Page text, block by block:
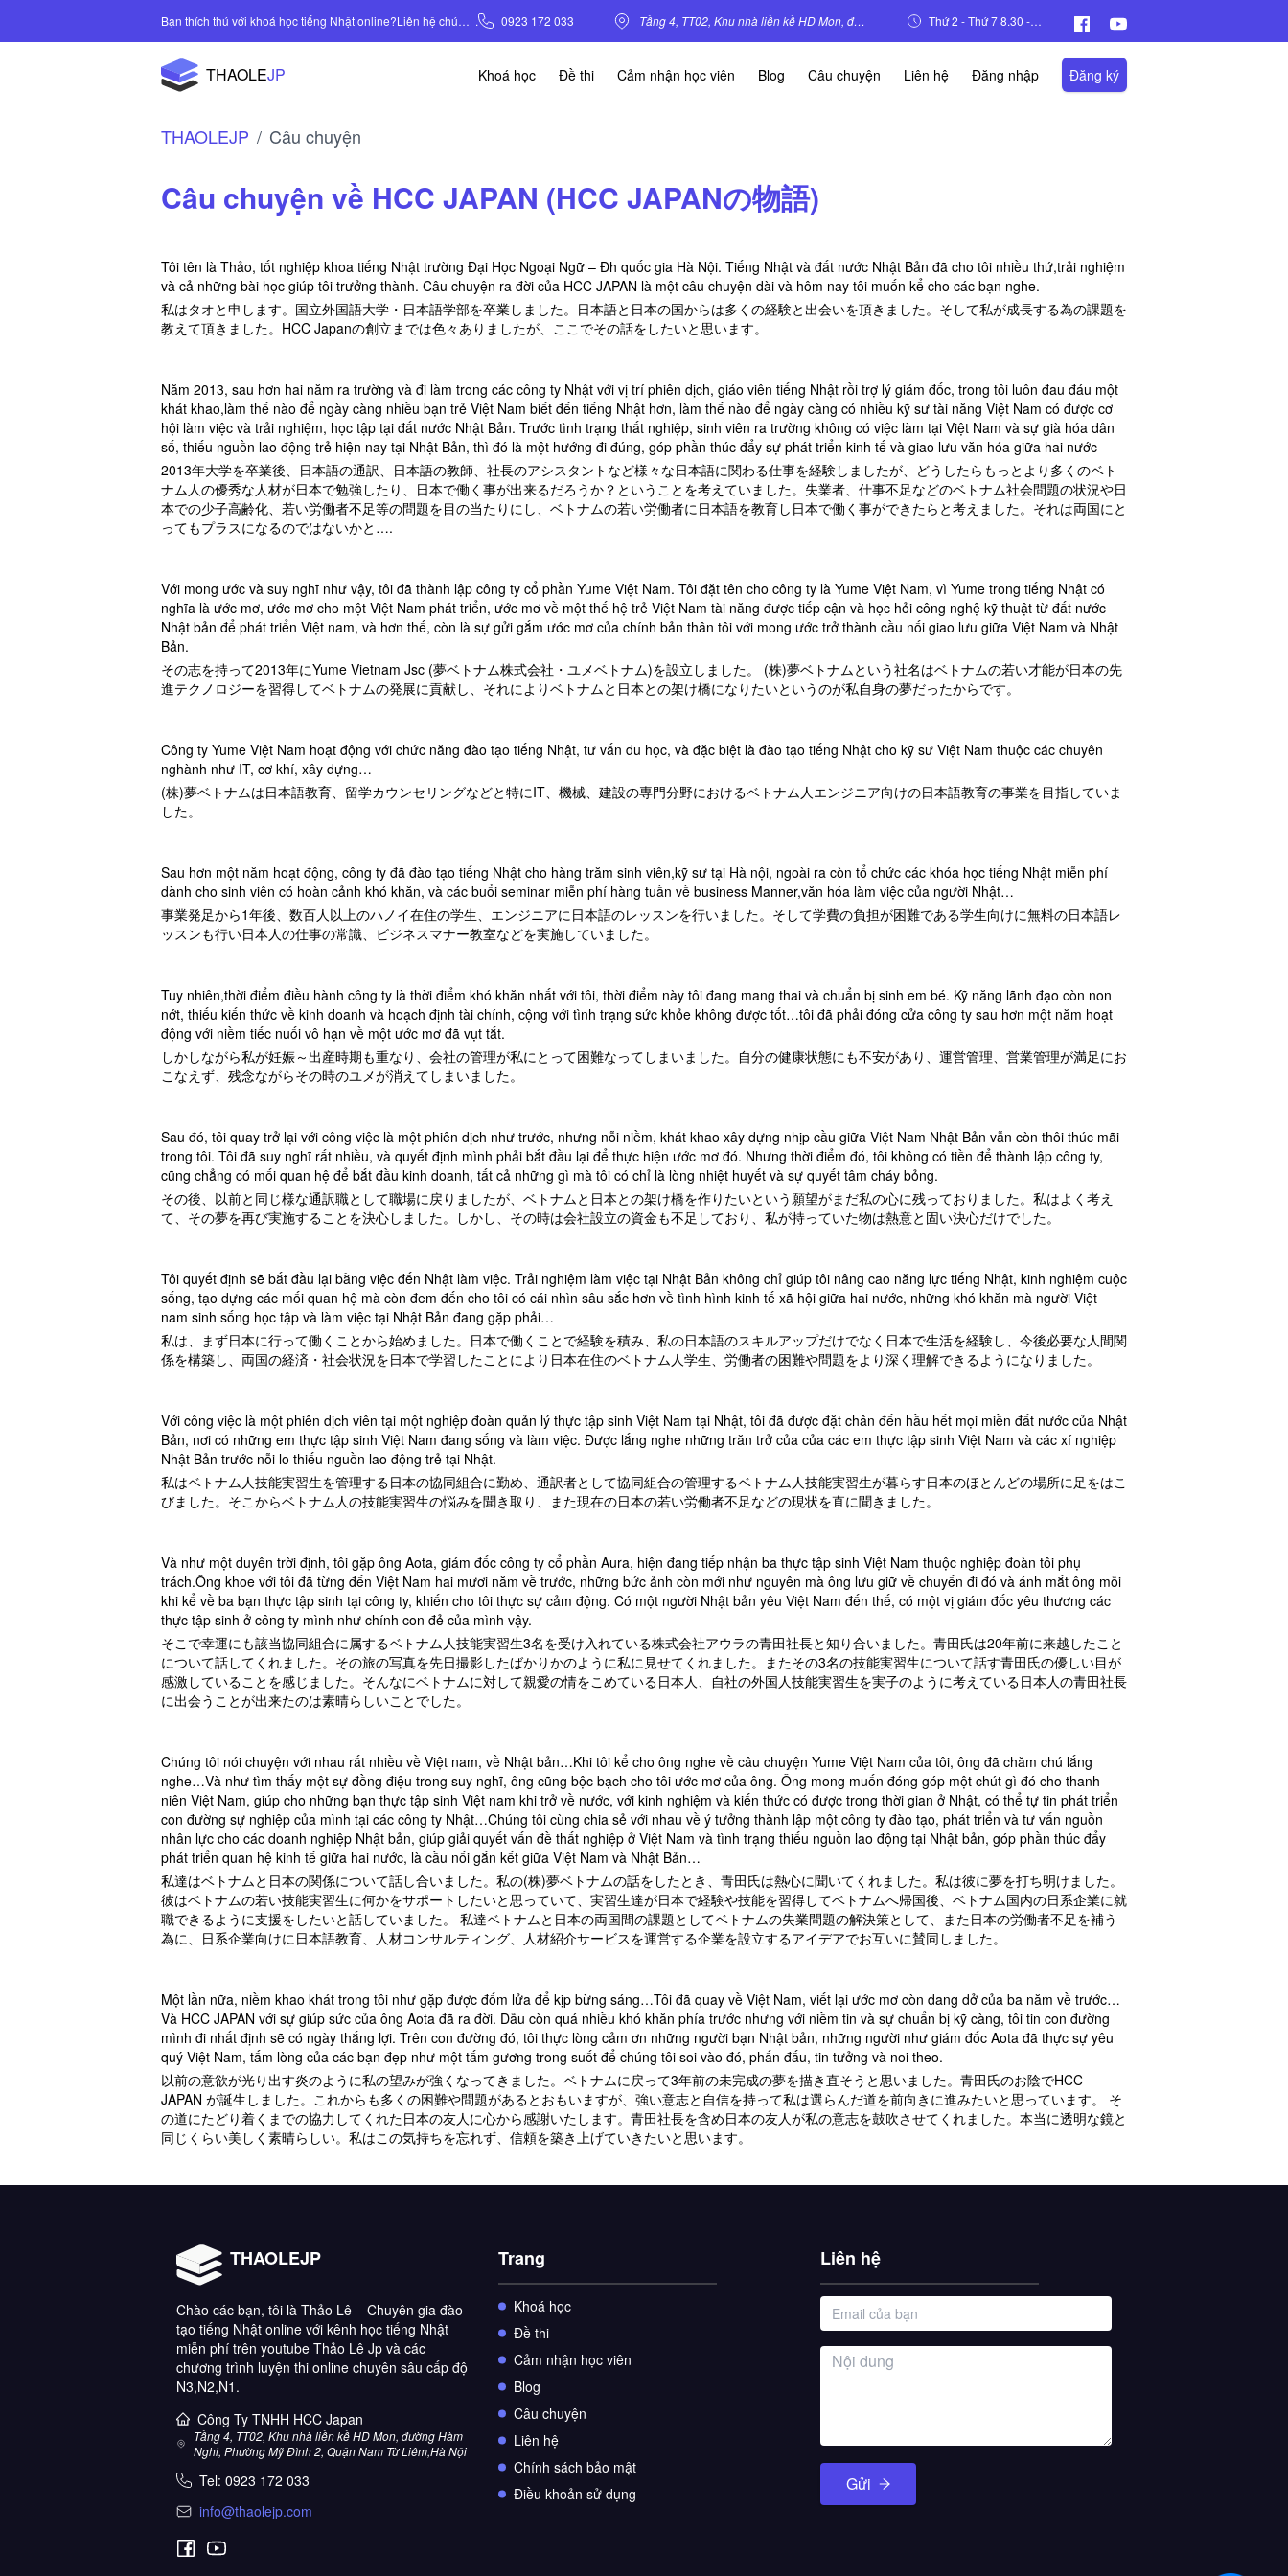
Bạn thích thú với khoá học tiếng Nhật online? Liên hệ chúng tôi . 0923 172 033 Tầng 4, TT02, Khu nhà liền kề HD Mon, đường Hàm Nghi, Phường Mỹ Đình 2, Quận Nam Từ Liêm,Hà Nội Thứ 2 - Thứ 7 8.30 - 17.30
THAOLEJP Khoá học Đề thi Cảm nhận học viên Blog Câu chuyện Liên hệ Đăng nhập Đăng ký
THAOLEJP Câu chuyện
Câu chuyện về HCC JAPAN (HCC JAPANの物語)
Tôi tên là Thảo, tốt nghiệp khoa tiếng Nhật trường Đại Học Ngoại Ngữ – Đh quốc gia Hà Nội. Tiếng Nhật và đất nước Nhật Bản đã cho tôi nhiều thứ,trải nghiệm
và cả những bài học giúp tôi trưởng thành. Câu chuyện ra đời của HCC JAPAN là một câu chuyện dài và hôm nay tôi muốn kể cho các bạn nghe.
私はタオと申します。国立外国語大学・日本語学部を卒業しました。日本語と日本の国からは多くの経験と出会いを頂きました。そして私が成長する為の課題を
教えて頂きました。HCC Japanの創立までは色々ありましたが、ここでその話をしたいと思います。
Năm 2013, sau hơn hai năm ra trường và đi làm trong các công ty Nhật với vị trí phiên dịch, giáo viên tiếng Nhật rồi trợ lý giám đốc, trong tôi luôn đau đáu một
khát khao,làm thế nào để ngày càng nhiều bạn trẻ Việt Nam biết đến tiếng Nhật hơn, làm thế nào để ngày càng có nhiều kỹ sư tài năng Việt Nam có được cơ
hội làm việc và trải nghiệm, học tập tại đất nước Nhật Bản. Trước tình trạng thất nghiệp, sinh viên ra trường không có việc làm tại Việt Nam và sự già hóa dân
số, thiếu nguồn lao động trẻ hiện nay tại Nhật Bản, thì đó là một hướng đi đúng, góp phần thúc đẩy sự phát triển kinh tế và giao lưu văn hóa giữa hai nước
2013年大学を卒業後、日本語の通訳、日本語の教師、社長のアシスタントなど様々な日本語に関わる仕事を経験しましたが、どうしたらもっとより多くのベト
ナム人の優秀な人材が日本で勉強したり、日本で働く事が出来るだろうか？ということを考えていました。失業者、仕事不足などのベトナム社会問題の状況や日
本での少子高齢化、若い労働者不足等の問題を目の当たりにし、ベトナムの若い労働者に日本語を教育し日本で働く事ができたらと考えました。それは両国にと
ってもプラスになるのではないかと….
Với mong ước và suy nghĩ như vậy, tôi đã thành lập công ty cổ phần Yume Việt Nam. Tôi đặt tên cho công ty là Yume Việt Nam, vì Yume trong tiếng Nhật có
nghĩa là ước mơ, ước mơ cho một Việt Nam phát triển, ước mơ về một thế hệ trẻ Việt Nam tài năng được tiếp cận và học hỏi công nghệ kỹ thuật từ đất nước
Nhật bản để phát triển Việt nam, và hơn thế, còn là sự gửi gắm ước mơ của chính bản thân tôi với mong ước trở thành cầu nối giao lưu giữa Việt Nam và Nhật
Bản.
その志を持って2013年にYume Vietnam Jsc (夢ベトナム株式会社・ユメベトナム)を設立しました。 (株)夢ベトナムという社名はベトナムの若い才能が日本の先
進テクノロジーを習得してベトナムの発展に貢献し、それによりベトナムと日本との架け橋になりたいというのが私自身の夢だったからです。
Công ty Yume Việt Nam hoạt động với chức năng đào tạo tiếng Nhật, tư vấn du học, và đặc biệt là đào tạo tiếng Nhật cho kỹ sư Việt Nam thuộc các chuyên
nghành như IT, cơ khí, xây dựng…
(株)夢ベトナムは日本語教育、留学カウンセリングなどと特にIT、機械、建設の専門分野におけるベトナム人エンジニア向けの日本語教育の事業を目指していま
した。
Sau hơn một năm hoạt động, công ty đã đào tạo tiếng Nhật cho hàng trăm sinh viên,kỹ sư tại Hà nội, ngoài ra còn tổ chức các khóa học tiếng Nhật miễn phí
dành cho sinh viên có hoàn cảnh khó khăn, và các buổi seminar miễn phí hàng tuần về business Manner,văn hóa làm việc của người Nhật…
事業発足から1年後、数百人以上のハノイ在住の学生、エンジニアに日本語のレッスンを行いました。そして学費の負担が困難である学生向けに無料の日本語レ
ッスンも行い日本人の仕事の常識、ビジネスマナー教室などを実施していました。
Tuy nhiên,thời điểm điều hành công ty là thời điểm khó khăn nhất với tôi, thời điểm này tôi đang mang thai và chuẩn bị sinh em bé. Kỹ năng lãnh đạo còn non
nớt, thiếu kiến thức về kinh doanh và hoạch định tài chính, cộng với tình trạng sức khỏe không được tốt…tôi đã phải đóng cửa công ty sau hơn một năm hoạt
động với niềm tiếc nuối vô hạn về một ước mơ đã vụt tắt.
しかしながら私が妊娠～出産時期も重なり、会社の管理が私にとって困難なってしまいました。自分の健康状態にも不安があり、運営管理、営業管理が満足にお
こなえず、残念ながらその時のユメが消えてしまいました。
Sau đó, tôi quay trở lại với công việc là một phiên dịch như trước, nhưng nỗi niềm, khát khao xây dựng nhịp cầu giữa Việt Nam Nhật Bản vẫn còn thôi thúc mãi
trong tôi. Tôi đã suy nghĩ rất nhiều, và quyết định mình phải bắt đầu lại để thực hiện ước mơ đó. Nhưng thời điểm đó, tôi không có tiền để thành lập công ty,
cũng chẳng có mối quan hệ để bắt đầu kinh doanh, tất cả những gì mà tôi có chỉ là lòng nhiệt huyết và sự quyết tâm cháy bỏng.
その後、以前と同じ様な通訳職として職場に戻りましたが、ベトナムと日本との架け橋を作りたいという願望がまだ私の心に残っておりました。私はよく考え
て、その夢を再び実施することを決心しました。しかし、その時は会社設立の資金も不足しており、私が持っていた物は熱意と固い決心だけでした。
Tôi quyết định sẽ bắt đầu lại bằng việc đến Nhật làm việc. Trải nghiệm làm việc tại Nhật Bản không chỉ giúp tôi nâng cao năng lực tiếng Nhật, kinh nghiệm cuộc
sống, tạo dựng các mối quan hệ mà còn đem đến cho tôi có cái nhìn sâu sắc hơn về tình hình kinh tế xã hội giữa hai nước, những khó khăn mà người Việt
nam sinh sống học tập và làm việc tại Nhật Bản đang gặp phải…
私は、まず日本に行って働くことから始めました。日本で働くことで経験を積み、私の日本語のスキルアップだけでなく日本で生活を経験し、今後必要な人間関
係を構築し、両国の経済・社会状況を日本で学習したことにより日本在住のベトナム人学生、労働者の困難や問題をより深く理解できるようになりました。
Với công việc là một phiên dịch viên tại một nghiệp đoàn quản lý thực tập sinh Việt Nam tại Nhật, tôi đã được đặt chân đến hầu hết mọi miền đất nước của Nhật
Bản, nơi có những em thực tập sinh Việt Nam đang sống và làm việc. Được lắng nghe những trăn trở của của các em thực tập sinh Việt Nam và các xí nghiệp
Nhật Bản trước nỗi lo thiếu nguồn lao động trẻ tại Nhật.
私はベトナム人技能実習生を管理する日本の協同組合に勤め、通訳者として協同組合の管理するベトナム人技能実習生が暮らす日本のほとんどの場所に足をはこ
びました。そこからベトナム人の技能実習生の悩みを聞き取り、また現在の日本の若い労働者不足などの現状を直に聞きました。
Và như một duyên trời định, tôi gặp ông Aota, giám đốc công ty cổ phần Aura, hiện đang tiếp nhận ba thực tập sinh Việt Nam thuộc nghiệp đoàn tôi phụ
trách.Ông khoe với tôi đã từng đến Việt Nam hai mươi năm về trước, những bức ảnh còn mới như nguyên mà ông lưu giữ về chuyến đi đó và ánh mắt ông mỗi
khi kể về ba bạn thực tập sinh tại công ty, khiến cho tôi thực sự cảm động. Có một người Nhật bản yêu Việt Nam đến thế, có một vị giám đốc yêu thương các
thực tập sinh ở công ty mình như chính con đẻ của mình vậy.
そこで幸運にも該当協同組合に属するベトナム人技能実習生3名を受け入れている株式会社アウラの青田社長と知り合いました。青田氏は20年前に来越したこと
について話してくれました。その旅の写真を先日撮影したばかりかのように私に見せてくれました。またその3名の技能実習生について話す青田氏の優しい目が
感激していることを感じました。そんなにベトナムに対して親愛の情をこめている日本人、自社の外国人技能実習生を実子のように考えている日本人の青田社長
に出会うことが出来たのは素晴らしいことでした。
Chúng tôi nói chuyện với nhau rất nhiều về Việt nam, về Nhật bản…Khi tôi kể cho ông nghe về câu chuyện Yume Việt Nam của tôi, ông đã chăm chú lắng
nghe…Và như tìm thấy một sự đồng điệu trong suy nghĩ, ông cũng bộc bạch cho tôi ước mơ của ông. Ông mong muốn đóng góp một chút gì đó cho thanh
niên Việt Nam, giúp cho những bạn thực tập sinh Việt nam khi trở về nước, với kinh nghiệm và kiến thức có được trong thời gian ở Nhật, có thể tự tin phát triển
con đường sự nghiệp của mình tại các công ty Nhật…Chúng tôi cùng chia sẻ với nhau về ý tưởng thành lập một công ty đào tạo, phát triển và tư vấn nguồn
nhân lực cho các doanh nghiệp Nhật bản, giúp giải quyết vấn đề thất nghiệp ở Việt Nam và tình trạng thiếu nguồn lao động tại Nhật bản, góp phần thúc đẩy
phát triển quan hệ kinh tế giữa hai nước, là cầu nối gắn kết giữa Việt Nam và Nhật Bản…
私達はベトナムと日本の関係について話し合いました。私の(株)夢ベトナムの話をしたとき、青田氏は熱心に聞いてくれました。私は彼に夢を打ち明けました。
彼はベトナムの若い技能実習生に何かをサポートしたいと思っていて、実習生達が日本で経験や技能を習得してベトナムへ帰国後、ベトナム国内の日系企業に就
職できるように支援をしたいと話していました。 私達ベトナムと日本の両国間の課題としてベトナムの失業問題の解決策として、また日本の労働者不足を補う
為に、日系企業向けに日本語教育、人材コンサルティング、人材紹介サービスを運営する企業を設立するアイデアでお互いに賛同しました。
Một lần nữa, niềm khao khát trong tôi như gặp được đốm lửa để kịp bừng sáng…Tôi đã quay về Việt Nam, viết lại ước mơ còn dang dở của ba năm về trước…
Và HCC JAPAN với sự giúp sức của ông Aota đã ra đời. Dẫu còn quá nhiều khó khăn phía trước nhưng với niềm tin và sự chuẩn bị kỹ càng, tôi tin con đường
mình đi nhất định sẽ có ngày thắng lợi. Trên con đường đó, tôi thực lòng cảm ơn những người bạn Nhật bản, những người như giám đốc Aota đã thực sự yêu
quý Việt Nam, tấm lòng của các bạn đẹp như một tấm gương trong suốt để chúng tôi soi vào đó, phấn đấu, tin tưởng và noi theo.
以前の意欲が光り出す炎のように私の望みが強くなってきました。ベトナムに戻って3年前の未完成の夢を描き直そうと思いました。青田氏のお陰でHCC
JAPAN が誕生しました。これからも多くの困難や問題があるとおもいますが、強い意志と自信を持って私は選らんだ道を前向きに進みたいと思っています。 そ
の道にたどり着くまでの協力してくれた日本の友人に心から感謝いたします。青田社長を含め日本の友人が私の意志を鼓吹させてくれました。本当に透明な鏡と
同じくらい美しく素晴らしい。私はこの気持ちを忘れず、信頼を築き上げていきたいと思います。
Liên hệ
Gửi
Trang
Khoá học
Đề thi
Cảm nhận học viên
Blog
Câu chuyện
Liên hệ
Chính sách bảo mật
Điều khoản sử dụng
THAOLEJP
Chào các bạn, tôi là Thảo Lê – Chuyên gia đào
tạo tiếng Nhật online với kênh học tiếng Nhật
miễn phí trên youtube Thảo Lê Jp và các
chương trình luyện thi online chuyên sâu cấp độ
N3,N2,N1.
Công Ty TNHH HCC Japan
Tầng 4, TT02, Khu nhà liền kề HD Mon, đường Hàm
Nghi, Phường Mỹ Đình 2, Quận Nam Từ Liêm,Hà Nội
Tel: 0923 172 033
info@thaolejp.com